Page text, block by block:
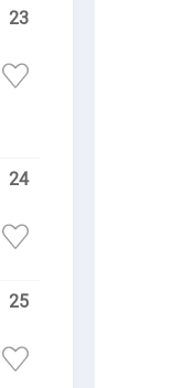
23
24
25